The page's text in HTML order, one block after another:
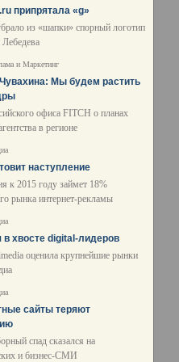
припрятала «g»
из «шапки» спорный логотип
и Маркетинг
Мы будем растить
офиса FITCH о планах
в регионе
наступление
к 2015 году займет 18%
рынка интернет-рекламы
в хвосте digital-лидеров
оценила крупнейшие рынки
сайты теряют
спад сказался на
и бизнес-СМИ